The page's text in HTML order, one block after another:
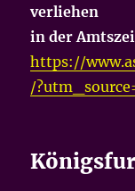
verliehen
in der
https://
/